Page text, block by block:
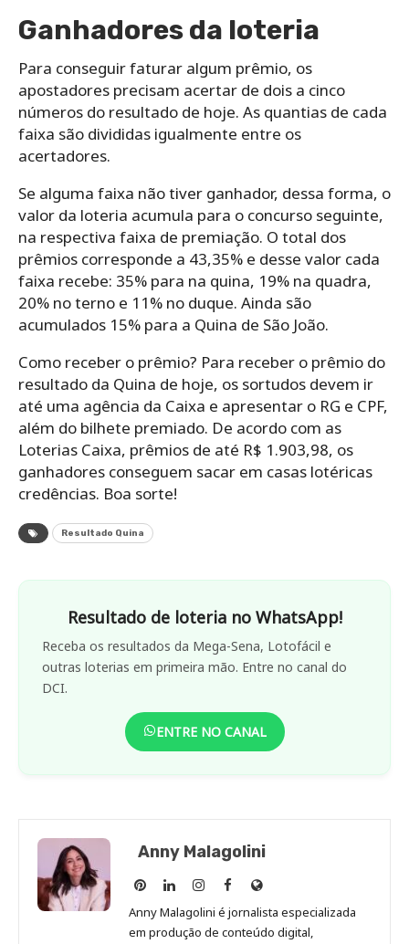
Ganhadores da loteria
Para conseguir faturar algum prêmio, os
apostadores precisam acertar de dois a cinco
números do resultado de hoje. As quantias de cada
faixa são divididas igualmente entre os
acertadores.
Se alguma faixa não tiver ganhador, dessa forma, o
valor da loteria acumula para o concurso seguinte,
na respectiva faixa de premiação. O total dos
prêmios corresponde a 43,35% e desse valor cada
faixa recebe: 35% para na quina, 19% na quadra,
20% no terno e 11% no duque. Ainda são
acumulados 15% para a Quina de São João.
Como receber o prêmio? Para receber o prêmio do
resultado da Quina de hoje, os sortudos devem ir
até uma agência da Caixa e apresentar o RG e CPF,
além do bilhete premiado. De acordo com as
Loterias Caixa, prêmios de até R$ 1.903,98, os
ganhadores conseguem sacar em casas lotéricas
credências. Boa sorte!
Resultado Quina
Resultado de loteria no WhatsApp!
Receba os resultados da Mega-Sena, Lotofácil e
outras loterias em primeira mão. Entre no canal do
DCI.
ENTRE NO CANAL
Anny Malagolini
Anny
Malagolini
no
Anny
Malagolini
no
Anny
Malagolini
no
Anny
Malagolini
no
Site
de
Anny
Anny Malagolini é jornalista especializada
em produção de conteúdo digital,